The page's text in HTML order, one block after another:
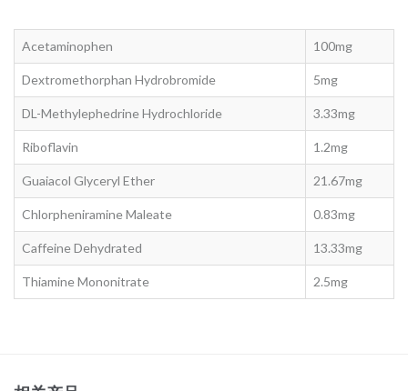
Acetaminophen 100mg
Dextromethorphan Hydrobromide 5mg
DL-Methylephedrine Hydrochloride 3.33mg
Riboflavin 1.2mg
Guaiacol Glyceryl Ether 21.67mg
Chlorpheniramine Maleate 0.83mg
Caffeine Dehydrated 13.33mg
Thiamine Mononitrate 2.5mg